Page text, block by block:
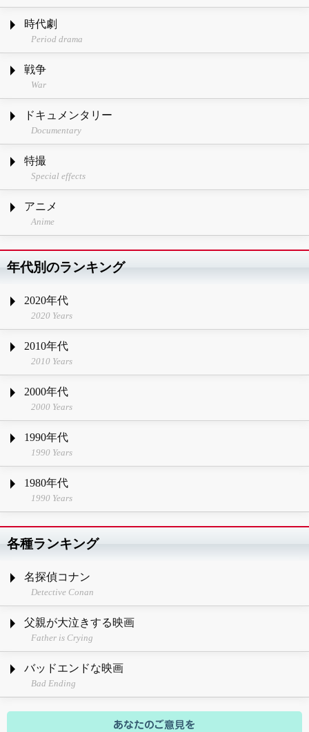
時代劇
Period drama
戦争
War
ドキュメンタリー
Documentary
特撮
Special effects
アニメ
Anime
年代別のランキング
2020年代
2020 Years
2010年代
2010 Years
2000年代
2000 Years
1990年代
1990 Years
1980年代
1990 Years
各種ランキング
名探偵コナン
Detective Conan
父親が大泣きする映画
Father is Crying
バッドエンドな映画
Bad Ending